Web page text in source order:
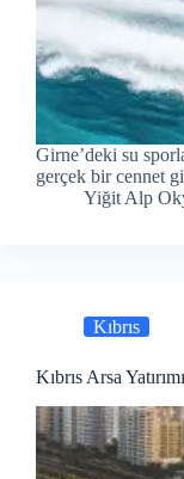
Girne’deki su
gerçek bir cennet
Yiğit Alp
Kıbrıs
Kıbrıs Arsa Yatırımı